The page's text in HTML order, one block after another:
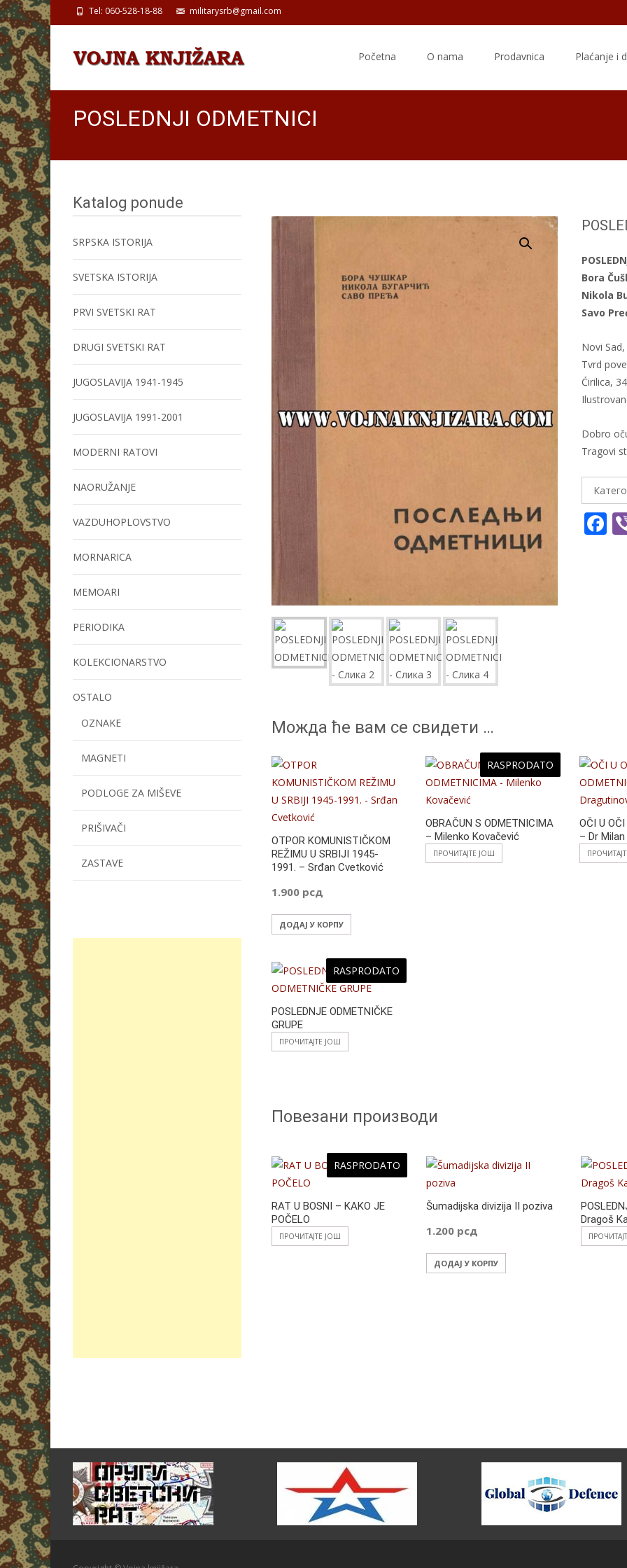
Tel: 060-528-18-88 militarysrb@gmail.com
Početna O nama Prodavnica Plaćanje i
POSLEDNJI ODMETNICI
Bora
Nikola
Savo
Novi
Tvrd
Ćirilica,
Dobro
Tragovi
F
Можда ће вам се свидети …
OTPOR KOMUNISTIČKOM
REŽIMU U SRBIJI 1945-
1991. – Srđan Cvetković
1.900 рсд
ДОДАЈ У КОРПУ
RASPRODATO
OBRAČUN S ODMETNICIMA
– Milenko Kovačević
ПРОЧИТАЈТЕ ЈОШ
OČI U
– Dr
RASPRODATO
POSLEDNJE ODMETNIČKE
GRUPE
ПРОЧИТАЈТЕ ЈОШ
Повезани производи
RASPRODATO
RAT U BOSNI – KAKO JE
POČELO
ПРОЧИТАЈТЕ ЈОШ
Šumadijska divizija II poziva
1.200 рсд
ДОДАЈ У КОРПУ
Dragoš
Katalog ponude
SRPSKA ISTORIJA
SVETSKA ISTORIJA
PRVI SVETSKI RAT
DRUGI SVETSKI RAT
JUGOSLAVIJA 1941-1945
JUGOSLAVIJA 1991-2001
MODERNI RATOVI
NAORUŽANJE
VAZDUHOPLOVSTVO
MORNARICA
MEMOARI
PERIODIKA
KOLEKCIONARSTVO
OSTALO
OZNAKE
MAGNETI
PODLOGE ZA MIŠEVE
PRIŠIVAČI
ZASTAVE